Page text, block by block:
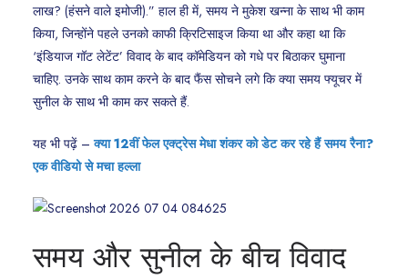
लाख? (हंसने वाले इमोजी).” हाल ही में, समय ने मुकेश खन्ना के साथ भी काम
किया, जिन्होंने पहले उनको काफी क्रिटिसाइज किया था और कहा था कि
‘इंडियाज गॉट लेटेंट’ विवाद के बाद कॉमेडियन को गधे पर बिठाकर घुमाना
चाहिए. उनके साथ काम करने के बाद फैंस सोचने लगे कि क्या समय फ्यूचर में
सुनील के साथ भी काम कर सकते हैं.
यह भी पढ़ें –क्या 12वीं फेल एक्ट्रेस मेधा शंकर को डेट कर रहे हैं समय रैना?
एक वीडियो से मचा हल्ला
समय और सुनील के बीच विवाद